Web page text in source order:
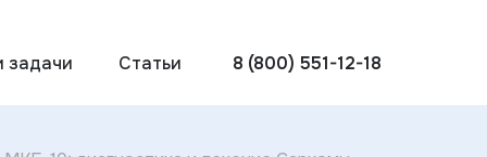
задачи Статьи 8 (800) 551-12-18